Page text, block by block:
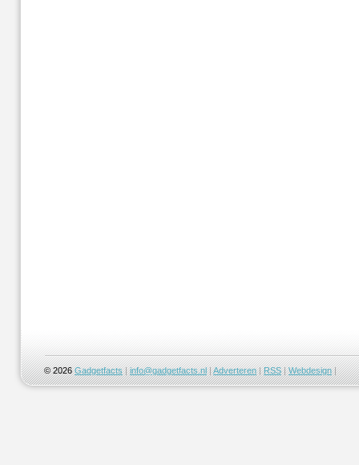
© 2026Gadgetfacts |info@gadgetfacts.nl|Adverteren|RSS|Webdesign|